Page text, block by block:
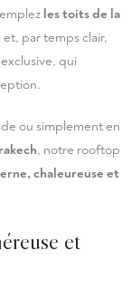
les toits de la
par temps clair,
qui
ou simplement en
, notre rooftop
chaleureuse et
et